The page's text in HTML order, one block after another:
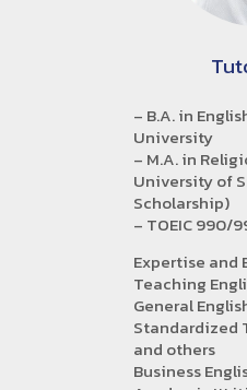
– B.A. in
University
– M.A. in
University of
Scholarship)
– TOEIC 990/
Expertise and
Teaching
General
Standardized
and others
Business